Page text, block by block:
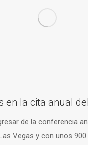
en la cita anual
de la conferencia
Vegas y con unos